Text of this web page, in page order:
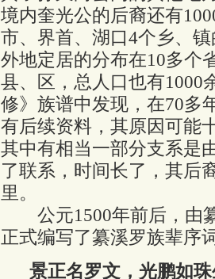
境内奎光公的后裔还有
市、界首、湖口4个乡、
外地定居的分布在10多个
县、区，总人口也有1000
修》族谱中发现，在70多
有后续资料，其原因可能
其中有相当一部分支系是
了联系，时间长了，其后
里。
公元1500年前后，由
正式编写了纂溪罗族辈序
景正名罗文，光鹏如